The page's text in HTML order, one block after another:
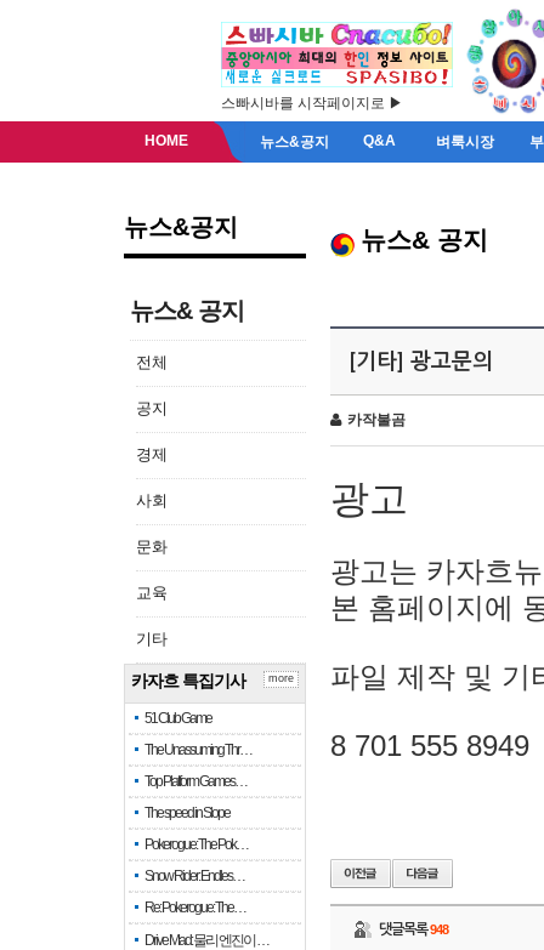
스빠시바를 시작페이지로 ▶
HOME 뉴스&공지 Q&A 벼룩시장
뉴스&공지
뉴스& 공지
전체
공지
경제
사회
문화
교육
기타
카자흐 특집기사
51 Club Game
The Unassuming Thr…
Top Platform Games…
The speed in Slope
Pokerogue: The Pok…
Snow Rider: Endles…
Re: Pokerogue: The…
Drive Mad: 물리 엔진이 …
more
뉴스& 공지
[기타] 광고문의
카작불곰
광고
광고는 카자흐
본 홈페이지에
파일 제작 및 기
8 701 555 8949
댓글목록948